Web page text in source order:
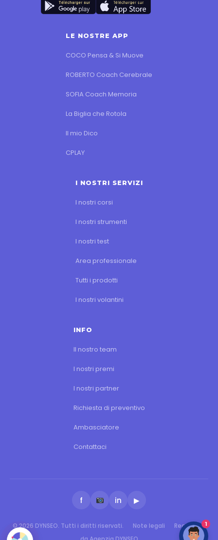
LE NOSTRE APP
COCO Pensa & Si Muove
ROBERTO Coach Cerebrale
SOFIA Coach Memoria
La Biglia che Rotola
Il mio Dico
CPLAY
I NOSTRI SERVIZI
I nostri corsi
I nostri strumenti
I nostri test
Area professionale
Tutti i prodotti
I nostri volantini
INFO
Il nostro team
I nostri premi
I nostri partner
Richiesta di preventivo
Ambasciatore
Contattaci
f in ▶
© 2026 DYNSEO. Tutti i diritti riservati. Note legali
Realizzato1